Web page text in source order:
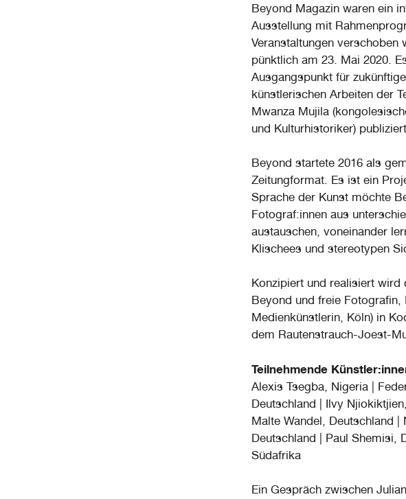
Beyond Magazin waren ein
Ausstellung mit
Veranstaltungen verschoben
pünktlich am 23. Mai 2020.
Ausgangspunkt für
künstlerischen Arbeiten der
Mwanza Mujila
und Kulturhistoriker)
Beyond startete 2016 als
Zeitungformat. Es ist ein
Sprache der Kunst möchte
Fotograf:innen aus
austauschen, voneinander
Klischees und stereotypen
Konzipiert und realisiert wird
Beyond und freie Fotografin,
Medienkünstlerin, Köln) in
dem Rautenstrauch-Joest-
Teilnehmende
Alexis Tsegba, Nigeria |
Deutschland | Ilvy
Malte Wandel, Deutschland
Deutschland | Paul Shemisi,
Südafrika
Ein Gespräch zwischen